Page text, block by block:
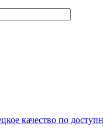
качество по